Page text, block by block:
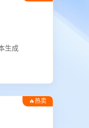
生成
🔥热卖